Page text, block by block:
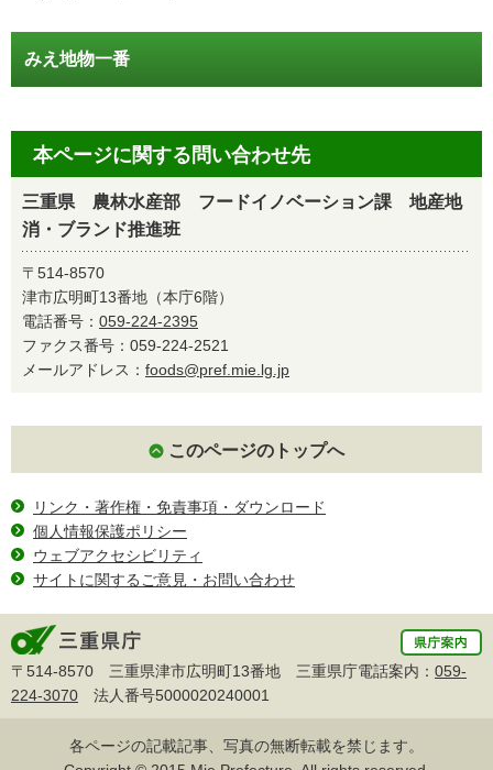
みえ地物一番
本ページに関する問い合わせ先
三重県 農林水産部 フードイノベーション課 地産地
消・ブランド推進班
〒514-8570
津市広明町13番地（本庁6階）
電話番号： 059-224-2395
ファクス番号：059-224-2521
メールアドレス： foods@pref.mie.lg.jp
このページのトップへ
リンク・著作権・免責事項・ダウンロード
個人情報保護ポリシー
ウェブアクセシビリティ
サイトに関するご意見・お問い合わせ
〒514-8570 三重県津市広明町13番地 三重県庁電話案内： 059-
224-3070 法人番号5000020240001
各ページの記載記事、写真の無断転載を禁じます。